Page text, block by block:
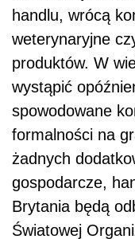
handlu, wrócą
weterynaryjne
produktów. W
wystąpić
spowodowane
formalności na
żadnych
gospodarcze,
Brytania będą
Światowej